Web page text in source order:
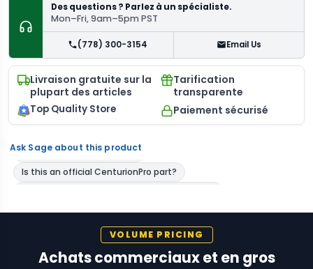
Des questions ? Parlez à un spécialiste.
Mon–Fri, 9am–5pm PST
(778) 300-3154 Email Us
Livraison gratuite sur la
plupart des articles
Tarification
transparente
Top Quality Store Paiement sécurisé
Ask Sage about this product
VOLUME PRICING
Achats commerciaux et en gros